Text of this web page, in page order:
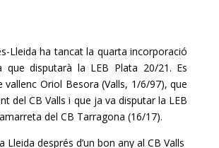
-Lleida ha tancat la quarta incorporació
que disputarà la LEB Plata 20/21. Es
vallenc Oriol Besora (Valls, 1/6/97), que
delCB Valls i que ja va disputar la LEB
del CB Tarragona (16/17).
Lleida després d’un bon any al CB Valls